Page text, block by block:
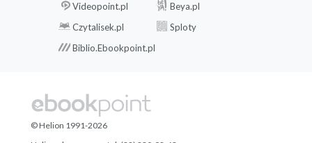
8. Domowa fizjoterapia
Prądy TENS
Zabiegi cieplne
Miejscowa krioterapia
Videopoint.pl
Beya.pl
Czytalisek.pl
Sploty
Biblio.Ebookpoint.pl
© Helion 1991-2026